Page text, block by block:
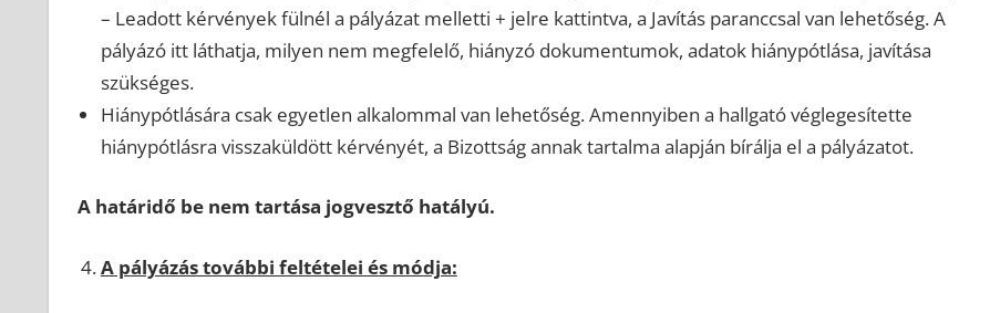
– Leadott kérvények fülnél a pályázat melletti + jelre kattintva, a Javítás paranccsal van lehetőség. A
pályázó itt láthatja, milyen nem megfelelő, hiányzó dokumentumok, adatok hiánypótlása, javítása
szükséges.
Hiánypótlására csak egyetlen alkalommal van lehetőség. Amennyiben a hallgató véglegesítette
hiánypótlásra visszaküldött kérvényét, a Bizottság annak tartalma alapján bírálja el a pályázatot.
A határidő be nem tartása jogvesztő hatályú.
A pályázás további feltételei és módja: